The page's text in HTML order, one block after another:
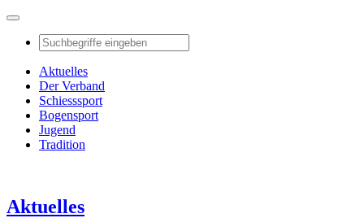
Aktuelles
Der Verband
Schiesssport
Bogensport
Jugend
Tradition
Aktuelles